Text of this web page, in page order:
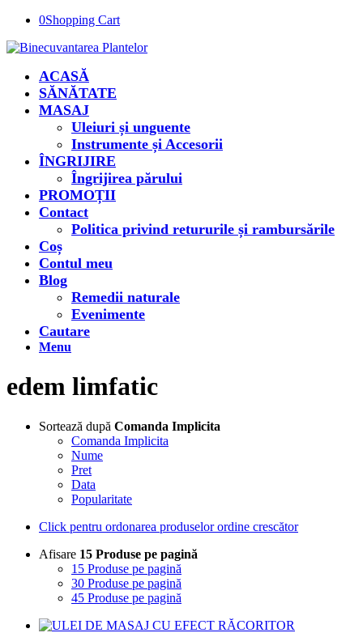
0Shopping Cart
ACASĂ
SĂNĂTATE
MASAJ
Uleiuri și unguente
Instrumente și Accesorii
ÎNGRIJIRE
Îngrijirea părului
PROMOȚII
Contact
Politica privind retururile și rambursările
Coș
Contul meu
Blog
Remedii naturale
Evenimente
Cautare
Menu
edem limfatic
Sortează după Comanda Implicita
Comanda Implicita
Nume
Pret
Data
Popularitate
Click pentru ordonarea produselor ordine crescător
Afisare 15 Produse pe pagină
15 Produse pe pagină
30 Produse pe pagină
45 Produse pe pagină